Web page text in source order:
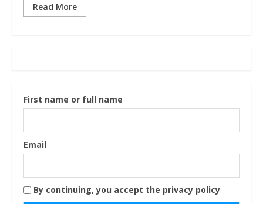
Read More
First name or full name
Email
By continuing, you accept the privacy policy